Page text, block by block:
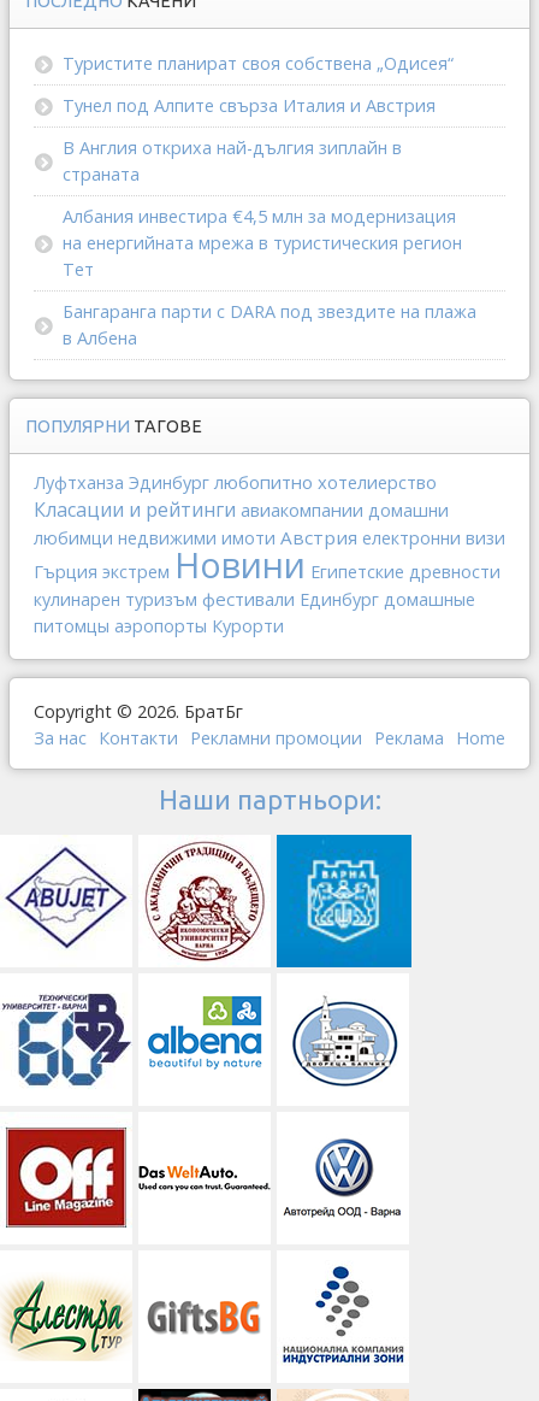
Туристите планират своя собствена „Одисея“
Тунел под Алпите свърза Италия и Австрия
В Англия откриха най-дългия зиплайн в
страната
Албания инвестира €4,5 млн за модернизация
на енергийната мрежа в туристическия регион
Тет
Бангаранга парти с DARA под звездите на плажа
в Албена
ПОПУЛЯРНИ ТАГОВЕ
Луфтханза Эдинбург любопитно хотелиерство
Класации и рейтинги авиакомпании домашни
любимци недвижими имоти Австрия електронни визи
Гърция экстрем Новини Египетские древности
кулинарен туризъм фестивали Единбург домашные
питомцы аэропорты Курорти
Copyright © 2026. БратБг
За нас Контакти Рекламни промоции Реклама Home
Наши партньори: